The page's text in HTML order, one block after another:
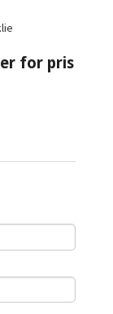
for pris